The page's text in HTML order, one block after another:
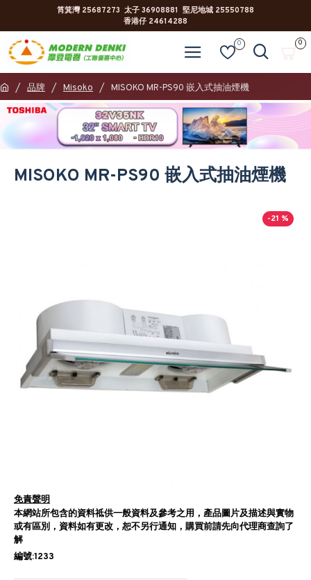
筲箕灣 25687273 太子 36908881 堅尼地城 25550788
香港仔 24614288
0 0
品牌 Misoko MISOKO MR-PS90 嵌入式抽油煙機
MISOKO MR-PS90 嵌入式抽油煙機
-21 %
免責聲明
本網站所包含的資料祗供一般資料及參考之用，產品圖片及描述與實物
或有區別，資料如有更改，恕不另行通知，購買前請先向代理商查詢了
解
編號:1233